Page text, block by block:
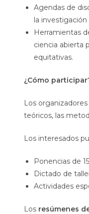
Agendas de
la
Herramientas
ciencia abierta
equitativas.
¿Cómo
Los
teóricos, las
Los interesados
Ponencias de
Dictado de
Actividades
Los resúmenes